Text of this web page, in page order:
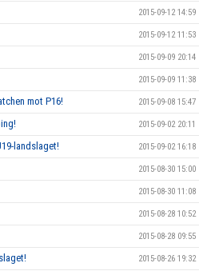
2015-09-12 14:59
2015-09-12 11:53
2015-09-09 20:14
2015-09-09 11:38
mot P16! 2015-09-08 15:47
2015-09-02 20:11
landslaget! 2015-09-02 16:18
2015-08-30 15:00
2015-08-30 11:08
2015-08-28 10:52
2015-08-28 09:55
2015-08-26 19:32